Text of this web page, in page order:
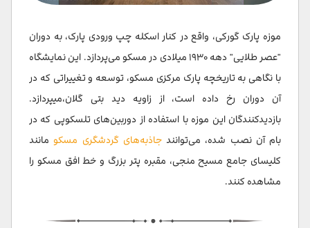
موزه پارک گورکی، واقع در کنار اسکله چپ ورودی پارک، به دوران
"عصر طلایی" دهه ۱۹۳۰ میلادی در مسکو می‌پردازد. این نمایشگاه
با نگاهی به تاریخچه پارک مرکزی مسکو، توسعه و تغییراتی که در
آن دوران رخ داده است، از زاویه دید بتی گلان،میپردازد.
بازدیدکنندگان این موزه با استفاده از دوربین‌های تلسکوپی که در
بام آن نصب شده، می‌توانند جاذبه‌های گردشگری مسکومانند
کلیسای جامع مسیح منجی، مقبره پتر بزرگ و خط افق مسکو را
مشاهده کنند.